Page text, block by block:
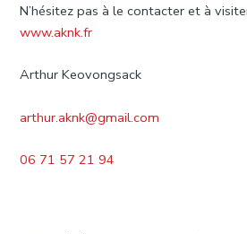
N’hésitez pas à le contacter et à
www.aknk.fr
Arthur Keovongsack
arthur.aknk@gmail.com
06 71 57 21 94